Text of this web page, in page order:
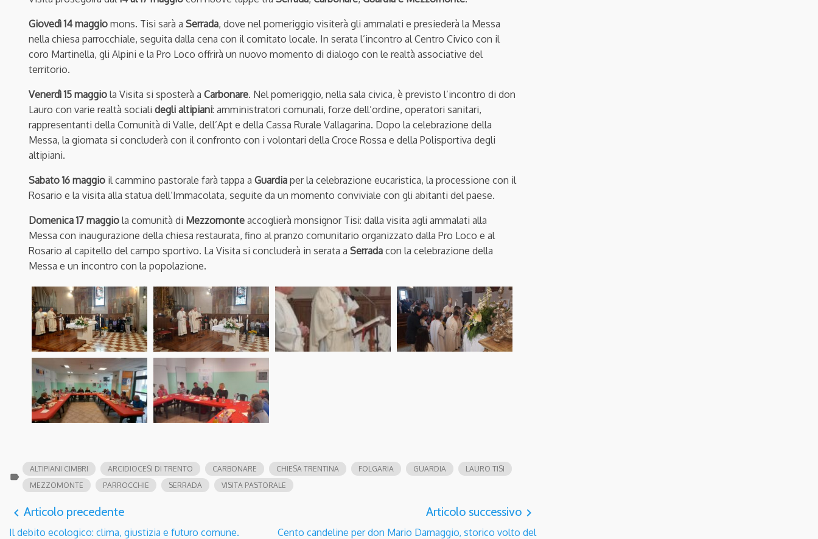
Giovedì 14 maggio mons. Tisi sarà a Serrada, dove nel pomeriggio visiterà gli ammalati e presiederà la Messa
nella chiesa parrocchiale, seguita dalla cena con il comitato locale. In serata l’incontro al Centro Civico con il
coro Martinella, gli Alpini e la Pro Loco offrirà un nuovo momento di dialogo con le realtà associative del
territorio.
Venerdì 15 maggio la Visita si sposterà a Carbonare. Nel pomeriggio, nella sala civica, è previsto l’incontro di don
Lauro con varie realtà sociali degli altipiani: amministratori comunali, forze dell’ordine, operatori sanitari,
rappresentanti della Comunità di Valle, dell’Apt e della Cassa Rurale Vallagarina. Dopo la celebrazione della
Messa, la giornata si concluderà con il confronto con i volontari della Croce Rossa e della Polisportiva degli
altipiani.
Sabato 16 maggio il cammino pastorale farà tappa a Guardia per la celebrazione eucaristica, la processione con il
Rosario e la visita alla statua dell’Immacolata, seguite da un momento conviviale con gli abitanti del paese.
Domenica 17 maggio la comunità di Mezzomonte accoglierà monsignor Tisi: dalla visita agli ammalati alla
Messa con inaugurazione della chiesa restaurata, fino al pranzo comunitario organizzato dalla Pro Loco e al
Rosario al capitello del campo sportivo. La Visita si concluderà in serata a Serrada con la celebrazione della
Messa e un incontro con la popolazione.
label
ALTIPIANI CIMBRI ARCIDIOCESI DI TRENTO CARBONARE CHIESA TRENTINA FOLGARIA GUARDIA
LAURO TISI
MEZZOMONTE
PARROCCHIE SERRADA VISITA PASTORALE
navigate_before Articolo precedente
Il debito ecologico: clima, giustizia e futuro comune.
Articolo successivo navigate_next
Cento candeline per don Mario Damaggio, storico volto del